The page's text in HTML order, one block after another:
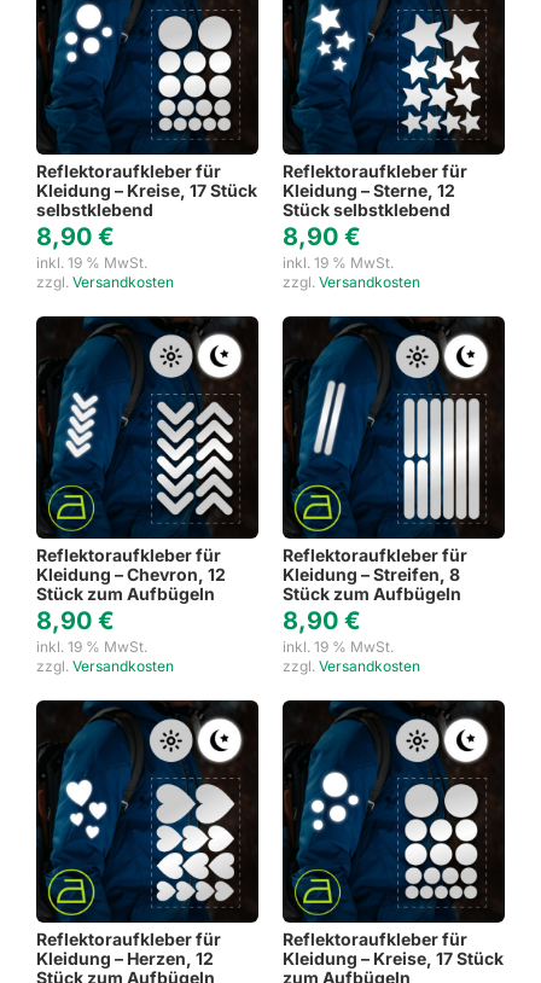
Reflektoraufkleber für
Kleidung – Kreise, 17 Stück
selbstklebend
8,90 €
inkl. 19 % MwSt.
zzgl. Versandkosten
Reflektoraufkleber für
Kleidung – Sterne, 12
Stück selbstklebend
8,90 €
inkl. 19 % MwSt.
zzgl. Versandkosten
Reflektoraufkleber für
Kleidung – Chevron, 12
Stück zum Aufbügeln
8,90 €
inkl. 19 % MwSt.
zzgl. Versandkosten
Reflektoraufkleber für
Kleidung – Streifen, 8
Stück zum Aufbügeln
8,90 €
inkl. 19 % MwSt.
zzgl. Versandkosten
Reflektoraufkleber für
Kleidung – Herzen, 12
Stück zum Aufbügeln
Reflektoraufkleber für
Kleidung – Kreise, 17 Stück
zum Aufbügeln